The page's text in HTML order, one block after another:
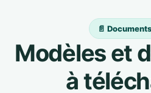
📄
Modèles et
à